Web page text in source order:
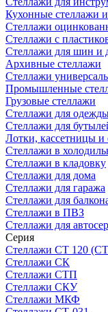
Кухонные стеллажи
Стеллажи
Стеллажи с
Стеллажи для шин и
Архивные стеллажи
Стеллажи
Промышленные
Грузовые стеллажи
Стеллажи для
Стеллажи для
Лотки, кассетницы и
Стеллажи в
Стеллажи в кладовку
Стеллажи для дома
Стеллажи для гаража
Стеллажи для
Стеллажи в ПВЗ
Стеллажи для
Серия
Стеллажи СТ 120
Стеллажи СК
Стеллажи СТП
Стеллажи СКУ
Стеллажи МКФ